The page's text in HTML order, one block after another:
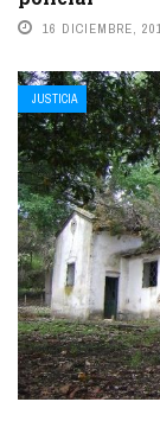
16 DICIEMBRE,
JUSTICIA